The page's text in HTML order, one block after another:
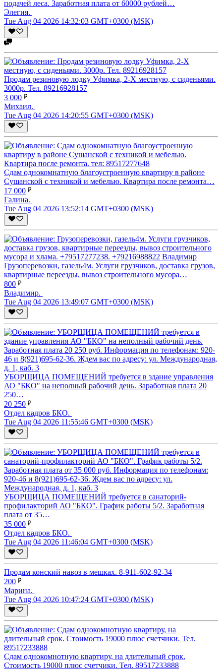
подачей леса. Заработная плата от 60000 рублей…
Элегия.
Tue Aug 04 2026 14:32:03 GMT+0300 (MSK)
Продам резиновую лодку Уфимка, 2-Х местную, с сиденьями.
3000р. Тел. 89216928157
3 000
Михаил.
Tue Aug 04 2026 14:20:55 GMT+0300 (MSK)
Сдам однокомнатную благоустроенную квартиру в районе
Сушанской с техникой и мебелью. Квартира после ремонта…
17 000
Галина.
Tue Aug 04 2026 13:52:14 GMT+0300 (MSK)
Грузоперевозки, газель4м. Услуги грузчиков, доставка грузов,
квартирные переезды, вывоз строительного мусора…
800
Владимир.
Tue Aug 04 2026 13:49:07 GMT+0300 (MSK)
УБОРЩИЦА ПОМЕЩЕНИЙ требуется в здание управления
АО "БКО" на неполный рабочий день. Заработная плата 20
250…
20 250
Отдел кадров БКО.
Tue Aug 04 2026 11:55:46 GMT+0300 (MSK)
УБОРЩИЦА ПОМЕЩЕНИЙ требуется в санаторий-
профилакторий АО "БКО". График работы 5/2. Заработная
плата от 35…
35 000
Отдел кадров БКО.
Tue Aug 04 2026 11:46:04 GMT+0300 (MSK)
Продам конский навоз в мешках. 8-911-602-92-34
200
Марина.
Tue Aug 04 2026 10:47:24 GMT+0300 (MSK)
Сдам однокомнотную квартиру, на длительный срок.
Стоимость 19000 плюс счетчики. Тел. 89517233888